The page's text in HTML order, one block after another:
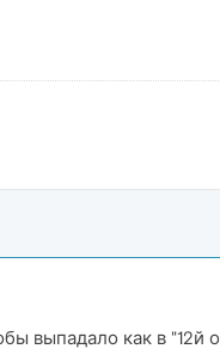
выпадало как в "12й